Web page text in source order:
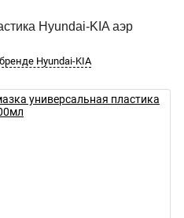
Hyundai-KIA аэр
Hyundai-KIA